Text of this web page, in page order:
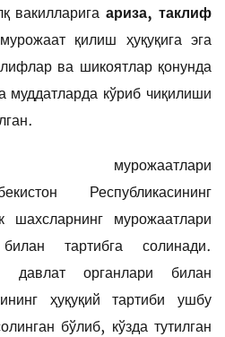
вакилларигаариза, таклиф
қилиш ҳуқуқига эга
ва шикоятлар қонунда
муддатларда кўриб чиқилиши
мурожаатлари
Республикасининг
мурожаатлари
тартибга солинади.
давлат органлари билан
ҳуқуқий тартиби ушбу
бўлиб, кўзда тутилган